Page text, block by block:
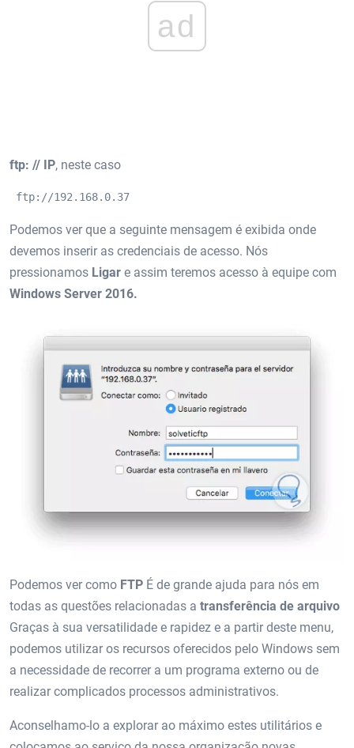
ad
ftp: // IP, neste caso
ftp://192.168.0.37
Podemos ver que a seguinte mensagem é exibida onde
devemos inserir as credenciais de acesso. Nós
pressionamos Ligar e assim teremos acesso à equipe com
Windows Server 2016.
Podemos ver como FTP É de grande ajuda para nós em
todas as questões relacionadas a transferência de arquivo
Graças à sua versatilidade e rapidez e a partir deste menu,
podemos utilizar os recursos oferecidos pelo Windows sem
a necessidade de recorrer a um programa externo ou de
realizar complicados processos administrativos.
Aconselhamo-lo a explorar ao máximo estes utilitários e